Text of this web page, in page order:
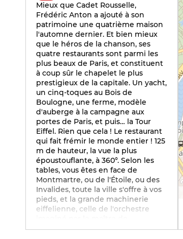
Mieux que Cadet Rousselle,
Frédéric Anton a ajouté à son
patrimoine une quatrième maison
l'automne dernier. Et bien mieux
que le héros de la chanson, ses
quatre restaurants sont parmi les
plus beaux de Paris, et constituent
à coup sûr le chapelet le plus
prestigieux de la capitale. Un yacht,
un cinq-toques au Bois de
Boulogne, une ferme, modèle
d'auberge à la campagne aux
portes de Paris, et puis… la Tour
Eiffel. Rien que cela ! Le restaurant
qui fait frémir le monde entier ! 125
m de hauteur, la vue la plus
époustouflante, à 360°. Selon les
tables, vous êtes en face de
Montmartre, ou de l'Étoile, ou des
Invalides, toute la ville s'offre à vos
pieds, et la grande machinerie
eiffelienne, celle de l'orchestre
cérémonie, est en marche. Les